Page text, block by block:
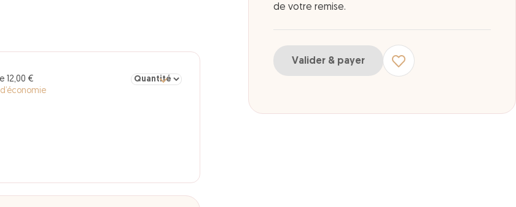
12,00 €
Sélectionner la quantité pour entrée simple
de votre remise.
Valider & payer